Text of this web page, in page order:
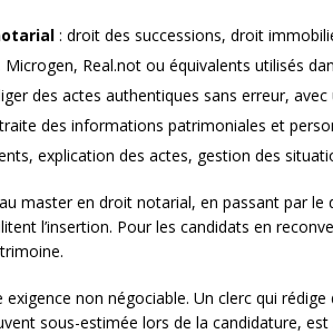
: droit des successions, droit
Microgen, Real.not ou équivalents utilisés
des actes authentiques sans erreur,
des informations patrimoniales et
explication des actes, gestion des
master en droit notarial, en passant par
l’insertion. Pour les candidats en
exigence non négociable. Un clerc qui
sous-estimée lors de la candidature,